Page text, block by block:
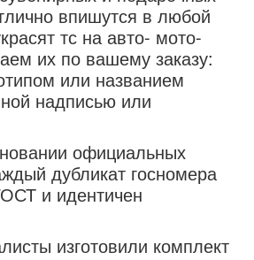
впишутся в любой
тс на авто- мото-
их по вашему заказу:
или названием
надписью или
официальных
дубликат госномера
и идентичен
изготовили комплект